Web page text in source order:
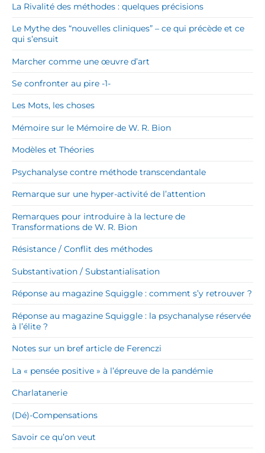
La Rivalité des méthodes : quelques précisions
Le Mythe des “nouvelles cliniques” – ce qui précède et ce
qui s’ensuit
Marcher comme une œuvre d’art
Se confronter au pire -1-
Les Mots, les choses
Mémoire sur le Mémoire de W. R. Bion
Modèles et Théories
Psychanalyse contre méthode transcendantale
Remarque sur une hyper-activité de l’attention
Remarques pour introduire à la lecture de
Transformations de W. R. Bion
Résistance / Conflit des méthodes
Substantivation / Substantialisation
Réponse au magazine Squiggle : comment s’y retrouver ?
Réponse au magazine Squiggle : la psychanalyse réservée
à l’élite ?
Notes sur un bref article de Ferenczi
La « pensée positive » à l’épreuve de la pandémie
Charlatanerie
(Dé)-Compensations
Savoir ce qu’on veut